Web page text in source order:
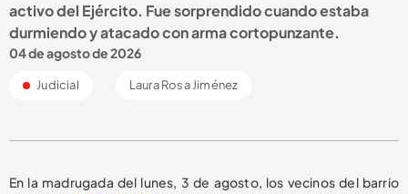
activo del Ejército. Fue sorprendido cuando estaba
durmiendo y atacado con arma cortopunzante.
04 de agosto de 2026
Judicial Laura Rosa Jiménez
En la madrugada del lunes, 3 de agosto, los vecinos del barrio